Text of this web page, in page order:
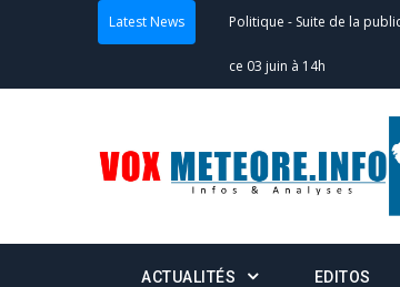
Latest News
Suite de la
– mardi 02 juin à 17h
Scrutins : la
24h/24 et 7j/7
Double
ACTUALITÉS EDITOS